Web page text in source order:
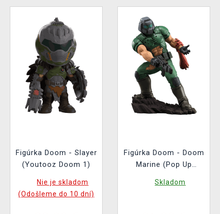
Figúrka Doom - Slayer
(Youtooz Doom 1)
Nie je skladom
(Odošleme do 10 dní)
Figúrka Doom - Doom
Marine (Pop Up
Skladom